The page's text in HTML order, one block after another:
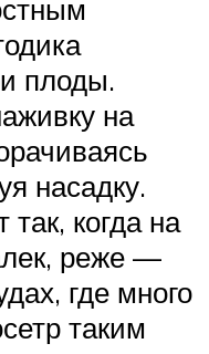
плоды.
на
насадку.
когда на
реже —
где много
таким